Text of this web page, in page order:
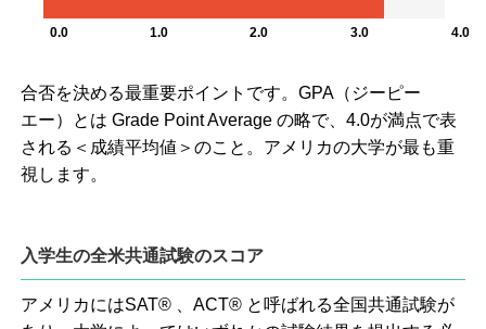
0.0 1.0 2.0 3.0 4.0
合否を決める最重要ポイントです。GPA（ジーピー
エー）とは Grade Point Average の略で、4.0が満点で表
される＜成績平均値＞のこと。アメリカの大学が最も重
視します。
入学生の全米共通試験のスコア
アメリカにはSAT® 、ACT® と呼ばれる全国共通試験が